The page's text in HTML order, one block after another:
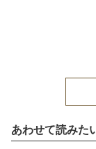
あわせて読みた